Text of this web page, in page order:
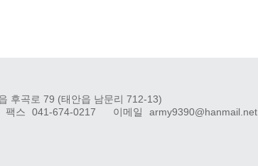
후곡로 79 (태안읍 남문리 712-13)
팩스 041-674-0217 이메일
army9390@hanmail.net